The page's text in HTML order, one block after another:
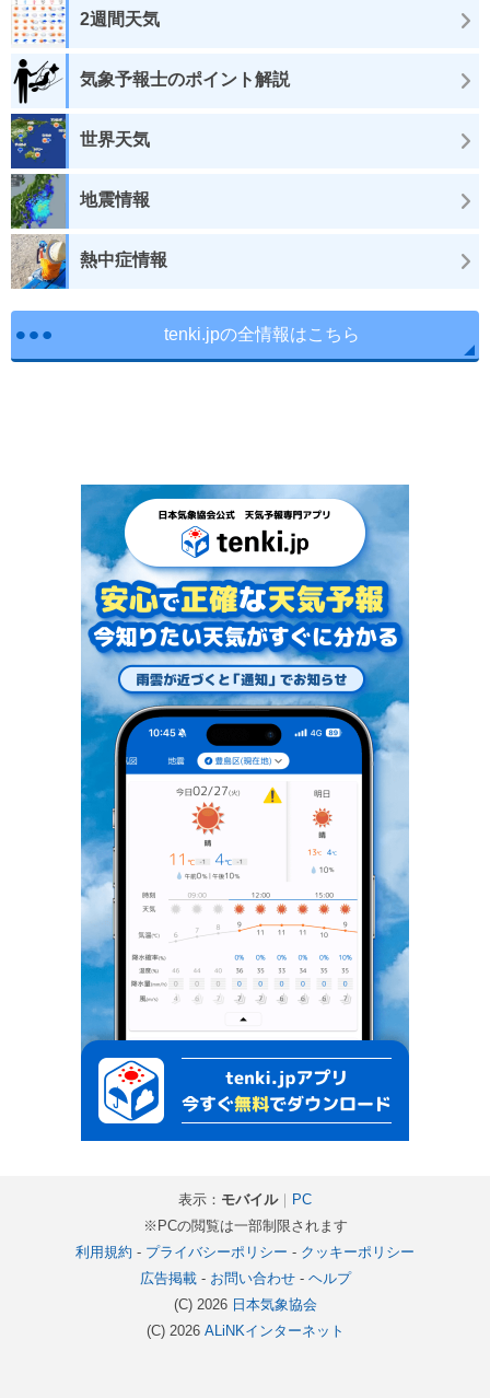
2週間天気
気象予報士のポイント解説
世界天気
地震情報
熱中症情報
tenki.jpの全情報はこちら
表示： モバイル｜
PC
※PCの閲覧は一部制限されます
利用規約 - プライバシーポリシー - クッキーポリシー
広告掲載- お問い合わせ- ヘルプ
(C) 2026 日本気象協会
(C) 2026 ALiNKインターネット